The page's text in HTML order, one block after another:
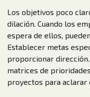
Los objetivos poco
dilación. Cuando los
espera de ellos,
Establecer metas
proporcionar
matrices de
proyectos para aclarar